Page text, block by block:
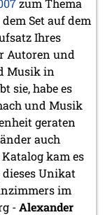
zum Thema
Set auf dem
Ihres
Autoren und
Musik in
sie, habe es
und Musik
geraten
auch
kam es
Unikat
im
- Alexander